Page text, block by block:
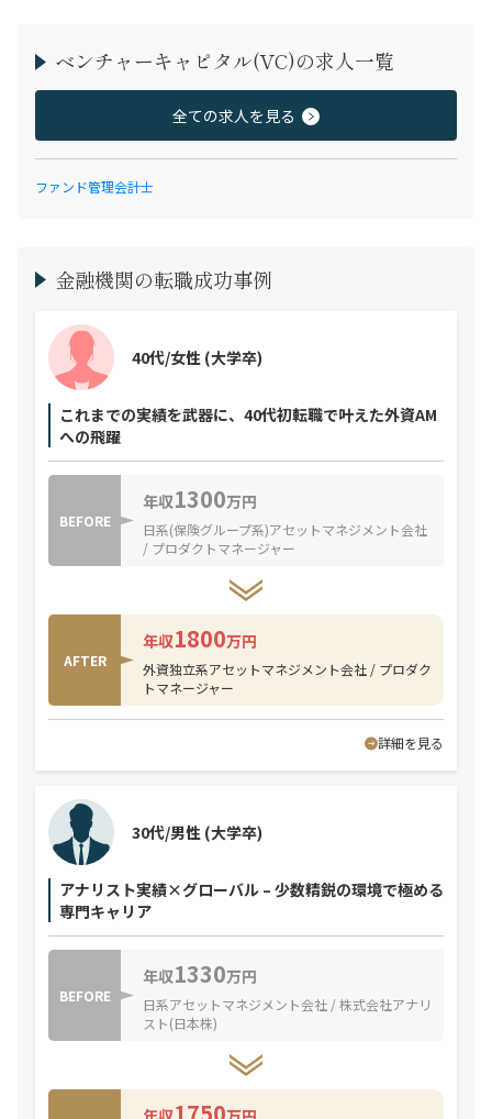
ベンチャーキャピタル(VC)の求人一覧
全ての求人を見る
ファンド管理会計士
金融機関の転職成功事例
これまでの実績を武器に、40代初転職で叶えた外資AM
への飛躍
40代/女性 (大学卒)
BEFORE
年収1300万円
日系(保険グループ系)アセットマネジメント会社
/ プロダクトマネージャー
AFTER
年収1800万円
外資独立系アセットマネジメント会社 / プロダク
トマネージャー
詳細を見る
アナリスト実績×グローバル – 少数精鋭の環境で極める
専門キャリア
30代/男性 (大学卒)
BEFORE
年収1330万円
日系アセットマネジメント会社 / 株式会社アナリ
スト(日本株)